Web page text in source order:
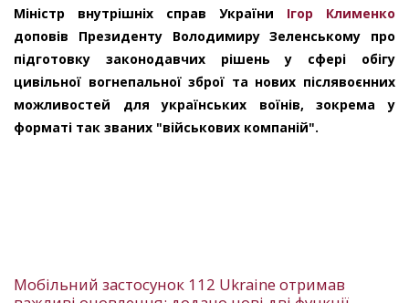
Міністр внутрішніх справ України Ігор Клименко
доповів Президенту Володимиру Зеленському про
підготовку законодавчих рішень у сфері обігу
цивільної вогнепальної зброї та нових післявоєнних
можливостей для українських воїнів, зокрема у
форматі так званих "військових компаній".
Мобільний застосунок 112 Ukraine отримав